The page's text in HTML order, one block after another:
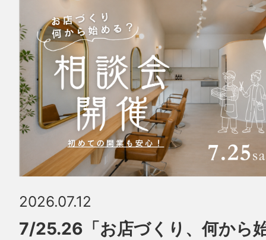
2026.07.12
7/25.26「お店づくり、何から